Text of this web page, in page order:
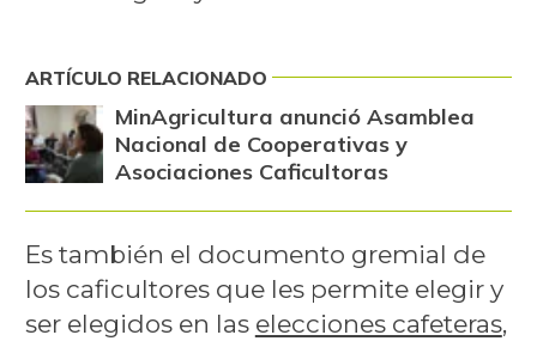
ARTÍCULO RELACIONADO
MinAgricultura anunció Asamblea
Nacional de Cooperativas y
Asociaciones Caficultoras
Es también el documento gremial de
los caficultores que les permite elegir y
ser elegidos en las elecciones cafeteras,